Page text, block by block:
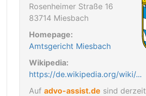
Rosenheimer Straße 16
83714 Miesbach
Homepage:
Amtsgericht Miesbach
Wikipedia:
https://de.wikipedia.org/wiki/...
Auf advo-assist.de sind derzeit